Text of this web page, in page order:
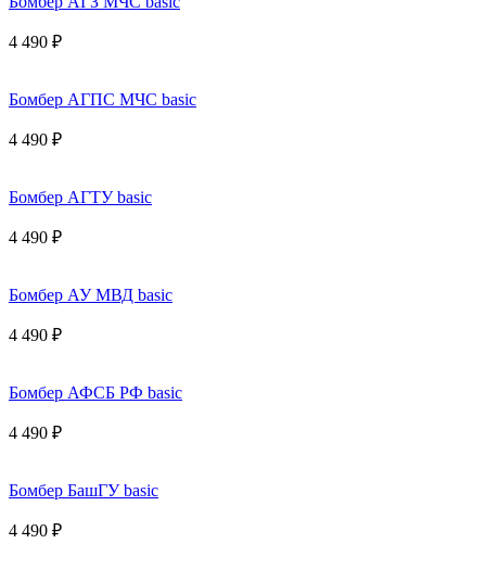
4 490 ₽
Бомбер АГПС МЧС basic
4 490 ₽
Бомбер АГТУ basic
4 490 ₽
Бомбер АУ МВД basic
4 490 ₽
Бомбер АФСБ РФ basic
4 490 ₽
Бомбер БашГУ basic
4 490 ₽